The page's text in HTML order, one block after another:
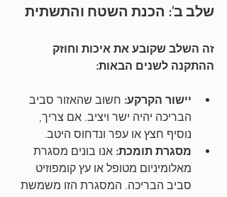
שלב ב': הכנת השטח והתשתית
זה השלב שקובע את איכות וחוזק
ההתקנה לשנים הבאות:
יישור הקרקע: חשוב שהאזור סביב
הבריכה יהיה ישר ויציב. אם צריך,
נוסיף חצץ או עפר ונדחוס היטב.
מסגרת תומכת: אנו בונים מסגרת
מאלומיניום מטופל או עץ קומפוזיט
סביב הבריכה. המסגרת הזו משמשת